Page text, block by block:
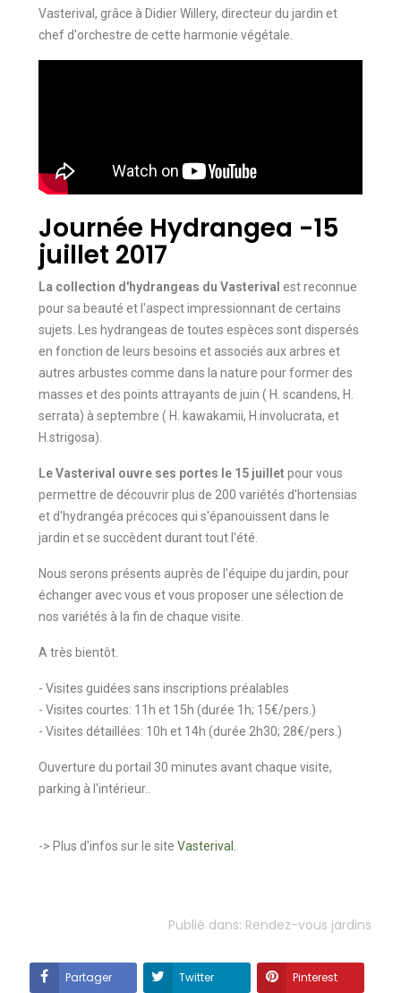
Vasterival, grâce à Didier Willery, directeur du jardin et
chef d'orchestre de cette harmonie végétale.
Journée Hydrangea -15
juillet 2017
La collection d'hydrangeas du Vasterival est reconnue
pour sa beauté et l'aspect impressionnant de certains
sujets. Les hydrangeas de toutes espèces sont dispersés
en fonction de leurs besoins et associés aux arbres et
autres arbustes comme dans la nature pour former des
masses et des points attrayants de juin ( H. scandens, H.
serrata) à septembre ( H. kawakamii, H.involucrata, et
H.strigosa).
Le Vasterival ouvre ses portes le 15 juillet pour vous
permettre de découvrir plus de 200 variétés d'hortensias
et d'hydrangéa précoces qui s'épanouissent dans le
jardin et se succèdent durant tout l'été.
Nous serons présents auprès de l'équipe du jardin, pour
échanger avec vous et vous proposer une sélection de
nos variétés à la fin de chaque visite.
A très bientôt.
- Visites guidées sans inscriptions préalables
- Visites courtes: 11h et 15h (durée 1h; 15€/pers.)
- Visites détaillées: 10h et 14h (durée 2h30; 28€/pers.)
Ouverture du portail 30 minutes avant chaque visite,
parking à l'intérieur..
-> Plus d'infos sur le site Vasterival
Publié dans: Rendez-vous jardins
Partager Twitter Pinterest